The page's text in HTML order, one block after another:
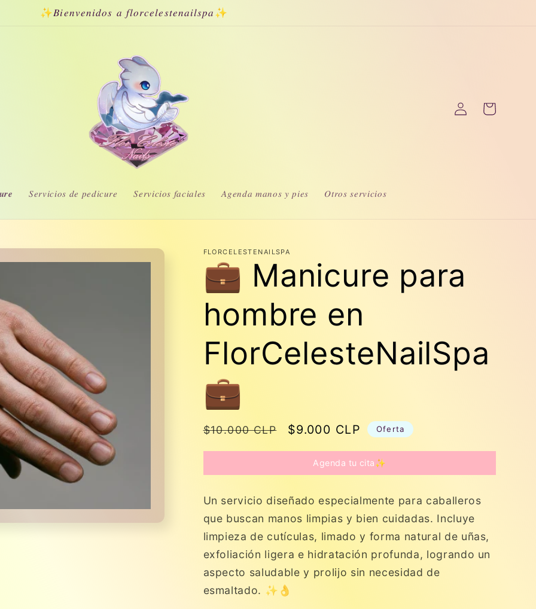
✨𝐵𝑖𝑒𝑛𝑣𝑒𝑛𝑖𝑑𝑜𝑠 𝑎 𝑓𝑙𝑜𝑟𝑐𝑒𝑙𝑒𝑠𝑡𝑒𝑛𝑎𝑖𝑙𝑠𝑝𝑎✨
𝑆𝑒𝑟𝑣𝑖𝑐𝑖𝑜𝑠 𝑑𝑒 𝑝𝑒𝑑𝑖𝑐𝑢𝑟𝑒 𝑆𝑒𝑟𝑣𝑖𝑐𝑖𝑜𝑠 𝑓𝑎𝑐𝑖𝑎𝑙𝑒𝑠 𝐴𝑔𝑒𝑛𝑑𝑎 𝑚𝑎𝑛𝑜𝑠 𝑦 𝑝𝑖𝑒𝑠 𝑂𝑡𝑟𝑜𝑠 𝑠𝑒𝑟𝑣𝑖𝑐𝑖𝑜𝑠
Iniciar
sesión
Carrito
FLORCELESTENAILSPA
💼 Manicure para
hombre en
FlorCelesteNailSpa
💼
Precio
$10.000 CLP
Precio
oferta
$9.000 CLP Oferta
Agenda tu cita✨
Un servicio diseñado especialmente para caballeros
que buscan manos limpias y bien cuidadas. Incluye
limpieza de cutículas, limado y forma natural de uñas,
exfoliación ligera e hidratación profunda, logrando un
aspecto saludable y prolijo sin necesidad de
esmaltado. ✨👌